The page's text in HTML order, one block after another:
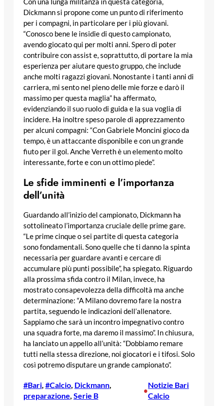
Con una lunga militanza in questa categoria,
Dickmann si propone come un punto di riferimento
per i compagni, in particolare per i più giovani.
“Conosco bene le insidie di questo campionato,
avendo giocato qui per molti anni. Spero di poter
contribuire con assist e, soprattutto, di portare la mia
esperienza per aiutare questo gruppo, che include
anche molti ragazzi giovani. Nonostante i tanti anni di
carriera, mi sento nel pieno delle mie forze e darò il
massimo per questa maglia” ha affermato,
evidenziando il suo ruolo di guida e la sua voglia di
incidere. Ha inoltre speso parole di apprezzamento
per alcuni compagni: “Con Gabriele Moncini gioco da
tempo, è un attaccante disponibile e con un grande
fiuto per il gol. Anche Verreth è un elemento molto
interessante, forte e con un ottimo piede”.
Le sfide imminenti e l’importanza
dell’unità
Guardando all’inizio del campionato, Dickmann ha
sottolineato l’importanza cruciale delle prime gare.
“Le prime cinque o sei partite di questa categoria
sono fondamentali. Sono quelle che ti danno la spinta
necessaria per guardare avanti e cercare di
accumulare più punti possibile”, ha spiegato. Riguardo
alla prossima sfida contro il Milan, invece, ha
mostrato consapevolezza della difficoltà ma anche
determinazione: “A Milano dovremo fare la nostra
partita, seguendo le indicazioni dell’allenatore.
Sappiamo che sarà un incontro impegnativo contro
una squadra forte, ma daremo il massimo”. In chiusura,
ha lanciato un appello all’unità: “Dobbiamo remare
tutti nella stessa direzione, noi giocatori e i tifosi. Solo
così potremo disputare un grande campionato”.
#Bari #Calcio Dickmann
preparazione Serie B
•
Notizie Bari
Calcio